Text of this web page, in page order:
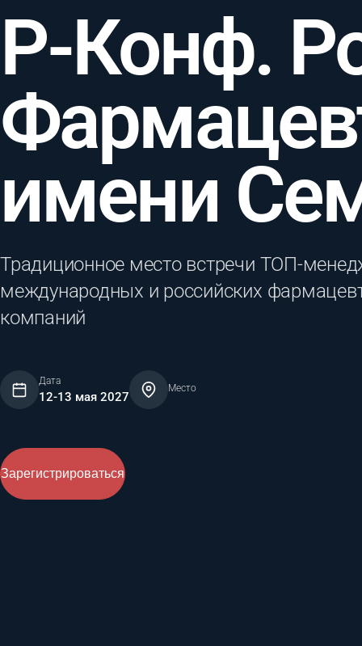
Р-Конф.
имени
Традиционное место встречи ТОП-
международных и российских
компаний
Дата
12-13 мая 2027
Место
Зарегистрироваться